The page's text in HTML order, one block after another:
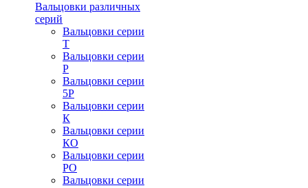
Вальцовки различных
серий
Вальцовки серии
Т
Вальцовки серии
Р
Вальцовки серии
5Р
Вальцовки серии
К
Вальцовки серии
КО
Вальцовки серии
РО
Вальцовки серии